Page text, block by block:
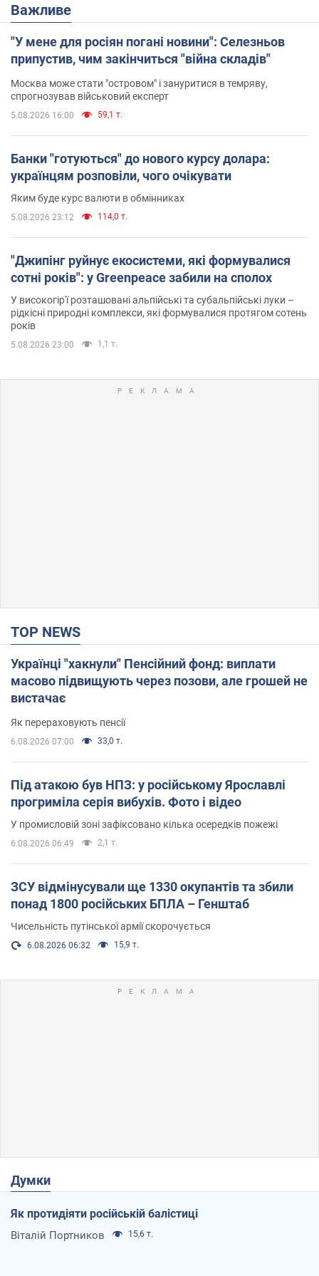
Важливе
"У мене для росіян погані новини": Селезньов
припустив, чим закінчиться "війна складів"
Москва може стати "островом" і зануритися в темряву,
спрогнозував військовий експерт
5.08.2026 16:00 59,1 т.
Банки "готуються" до нового курсу долара:
українцям розповіли, чого очікувати
Яким буде курс валюти в обмінниках
5.08.2026 23:12 114,0 т.
"Джипінг руйнує екосистеми, які формувалися
сотні років": у Greenpeace забили на сполох
У високогір'ї розташовані альпійські та субальпійські луки –
рідкісні природні комплекси, які формувалися протягом сотень
років
5.08.2026 23:00 1,1 т.
TOP NEWS
Українці "хакнули" Пенсійний фонд: виплати
масово підвищують через позови, але грошей не
вистачає
Як перераховують пенсії
6.08.2026 07:00 33,0 т.
Під атакою був НПЗ: у російському Ярославлі
прогриміла серія вибухів. Фото і відео
У промисловій зоні зафіксовано кілька осередків пожежі
6.08.2026 06:49 2,1 т.
ЗСУ відмінусували ще 1330 окупантів та збили
понад 1800 російських БПЛА – Генштаб
Чисельність путінської армії скорочується
6.08.2026 06:32 15,9 т.
Думки
Як протидіяти російській балістиці
Віталій Портников 15,6 т.